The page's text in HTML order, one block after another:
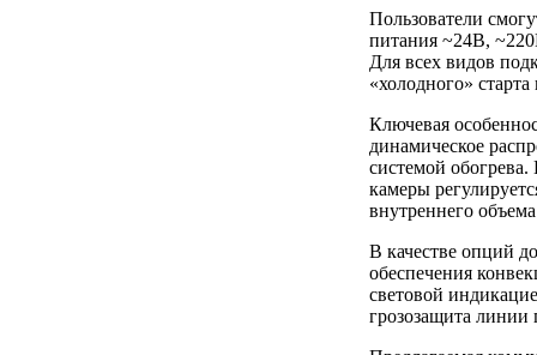
Пользователи
питания ~24В,
Для всех видов
«холодного»
Ключевая
динамическое
системой
камеры
внутреннего
В качестве опций
обеспечения
световой
грозозащита линии